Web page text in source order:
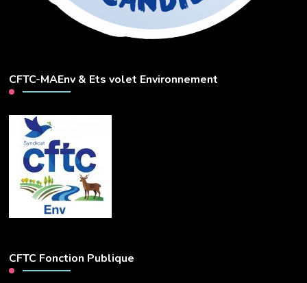
CFTC-MAEnv & Ets volet Environnement
CFTC Fonction Publique